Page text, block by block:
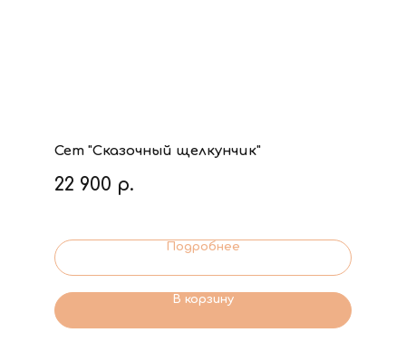
Сет "Сказочный щелкунчик"
22 900 р.
Подробнее
В корзину